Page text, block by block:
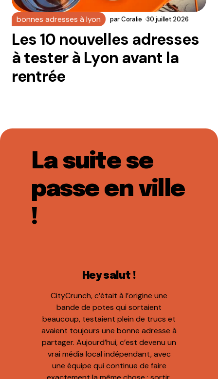
bonnes adresses à lyon parCoralie 30 juillet 2026
Les 10 nouvelles adresses
à tester à Lyon avant la
rentrée
La suite se
passe en ville
!
Hey salut !
CityCrunch, c’était à l’origine une
bande de potes qui sortaient
beaucoup, testaient plein de trucs et
avaient toujours une bonne adresse à
partager. Aujourd’hui, c’est devenu un
vrai média local indépendant, avec
une équipe qui continue de faire